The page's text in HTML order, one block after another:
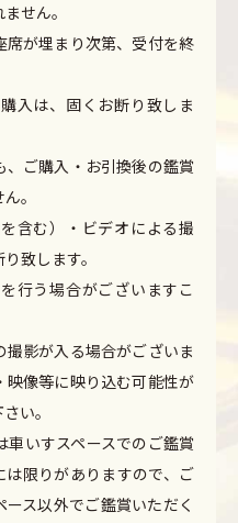
せん。
が埋まり次第、受付を終
入は、固くお断り致しま
ご購入・お引換後の鑑賞
。
含む）・ビデオによる撮
致します。
行う場合がございますこ
影が入る場合がございま
像等に映り込む可能性が
い。
いすスペースでのご鑑賞
は限りがありますので、ご
ス以外でご鑑賞いただく